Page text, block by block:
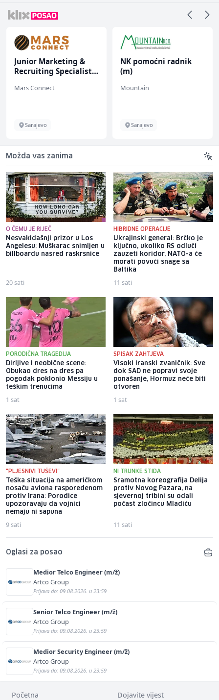
Junior Marketing &
Recruiting Specialist
Mars Connect
Sarajevo
NK pomoćni radnik
(m)
Mountain
Sarajevo
Možda vas zanima
O ČEMU JE RIJEČ
Nesvakidašnji prizor u Los
Angelesu: Muškarac snimljen u
billboardu nasred raskrsnice
20 sati
HIBRIDNE OPERACIJE
Ukrajinski general: Brčko je
ključno, ukoliko RS odluči
zauzeti koridor, NATO-a će
morati povući snage sa
Baltika
11 sati
PORODIČNA TRAGEDIJA
Dirljive i neobične scene:
Obukao dres na dres pa
pogodak poklonio Messiju u
teškim trenucima
1 sat
SPISAK ZAHTJEVA
Visoki iranski zvaničnik: Sve
dok SAD ne popravi svoje
ponašanje, Hormuz neće biti
otvoren
1 sat
"PLJESNIVI TUŠEVI"
Teška situacija na američkom
nosaču aviona raspoređenom
protiv Irana: Porodice
upozoravaju da vojnici
nemaju ni sapuna
9 sati
NI TRUNKE STIDA
Sramotna koreografija Delija
protiv Novog Pazara, na
sjevernoj tribini su odali
počast zločincu Mladiću
11 sati
Oglasi za posao
Medior Telco Engineer (m/ž)
Artco Group
Prijava do: 09.08.2026. u 23:59
Senior Telco Engineer (m/ž)
Artco Group
Prijava do: 09.08.2026. u 23:59
Medior Security Engineer (m/ž)
Artco Group
Prijava do: 09.08.2026. u 23:59
Početna Dojavite vijest